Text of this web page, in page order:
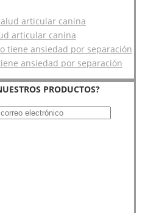
articular canina
ansiedad por separación
PRODUCTOS?